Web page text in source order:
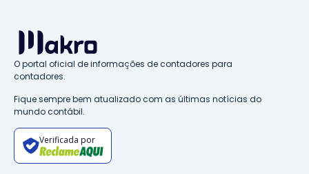
O portal oficial de informações de contadores para
contadores.
Fique sempre bem atualizado com as últimas notícias do
mundo contábil.
Verificada por